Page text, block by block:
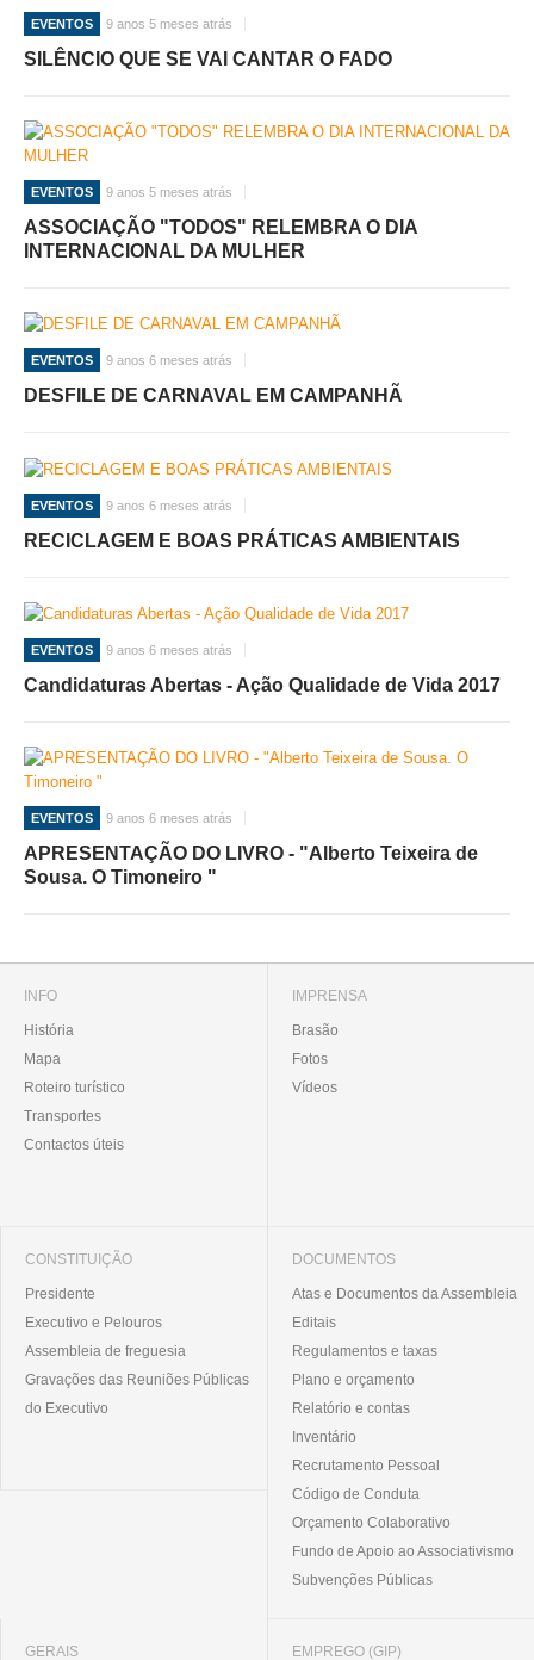
EVENTOS 9 anos 5 meses atrás
SILÊNCIO QUE SE VAI CANTAR O FADO
EVENTOS 9 anos 5 meses atrás
ASSOCIAÇÃO "TODOS" RELEMBRA O DIA
INTERNACIONAL DA MULHER
EVENTOS 9 anos 6 meses atrás
DESFILE DE CARNAVAL EM CAMPANHÃ
EVENTOS 9 anos 6 meses atrás
RECICLAGEM E BOAS PRÁTICAS AMBIENTAIS
EVENTOS 9 anos 6 meses atrás
Candidaturas Abertas - Ação Qualidade de Vida 2017
EVENTOS 9 anos 6 meses atrás
APRESENTAÇÃO DO LIVRO - "Alberto Teixeira de
Sousa. O Timoneiro "
INFO
História
Mapa
Roteiro turístico
Transportes
Contactos úteis
IMPRENSA
Brasão
Fotos
Vídeos
CONSTITUIÇÃO
Presidente
Executivo e Pelouros
Assembleia de freguesia
Gravações das Reuniões Públicas
do Executivo
DOCUMENTOS
Atas e Documentos da Assembleia
Editais
Regulamentos e taxas
Plano e orçamento
Relatório e contas
Inventário
Recrutamento Pessoal
Código de Conduta
Orçamento Colaborativo
Fundo de Apoio ao Associativismo
Subvenções Públicas
GERAIS EMPREGO (GIP)